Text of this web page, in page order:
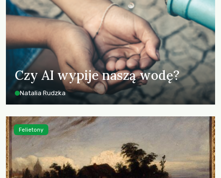
Czy AI wypije naszą wodę?
Natalia Rudzka
Felietony